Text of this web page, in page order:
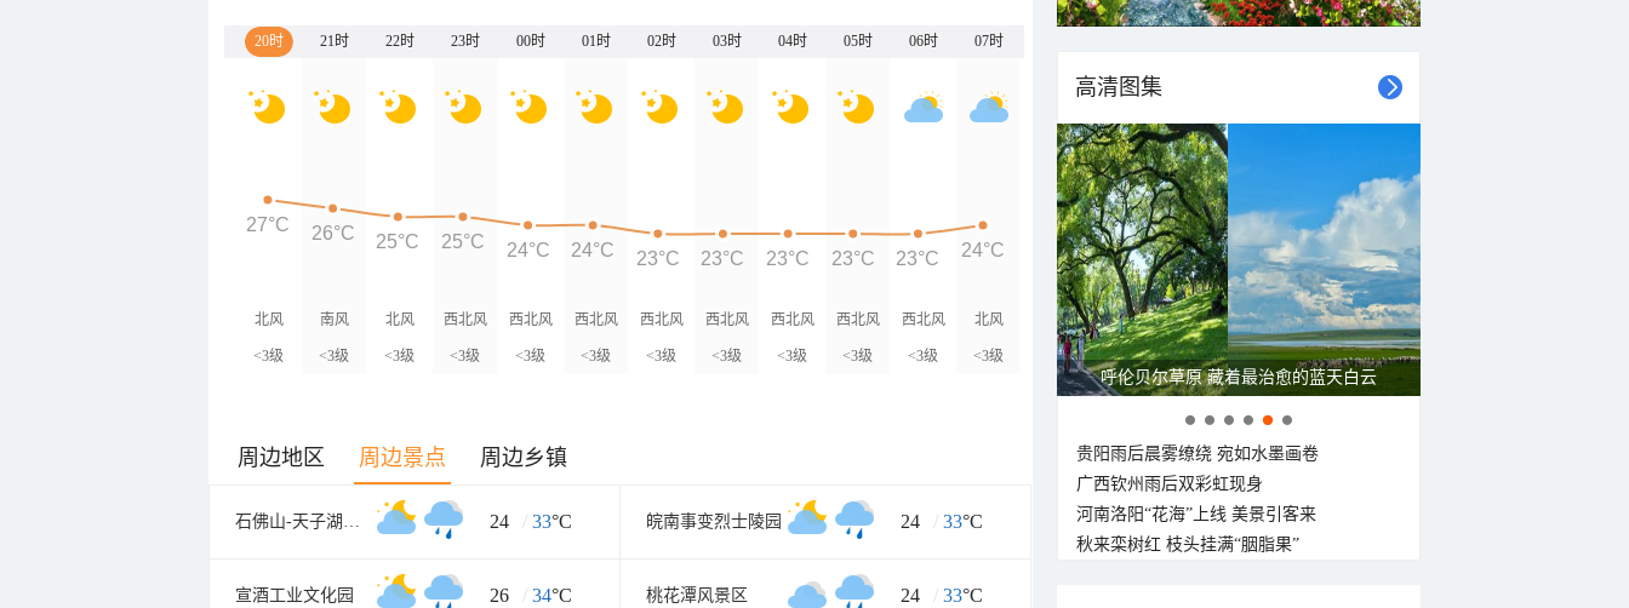
20时 21时 22时 23时 00时 01时 02时 03时 04时 05时 06时 07时
北风
<3级
南风
<3级
北风
<3级
西北风
<3级
西北风
<3级
西北风
<3级
西北风
<3级
西北风
<3级
西北风
<3级
西北风
<3级
西北风
<3级
北风
<3级
27°C 26°C 25°C 25°C 24°C 24°C 23°C 23°C 23°C 23°C 23°C 24°C
周边地区 周边景点 周边乡镇
石佛山-天子湖旅游风景区 24 / 33°C 皖南事变烈士陵园 24 / 33°C
宣酒工业文化园 26 / 34°C 桃花潭风景区 24 / 33°C
高清图集
呼伦贝尔草原 藏着最治愈的蓝天白云
贵阳雨后晨雾缭绕 宛如水墨画卷
广西钦州雨后双彩虹现身
河南洛阳“花海”上线 美景引客来
秋来栾树红 枝头挂满“胭脂果”